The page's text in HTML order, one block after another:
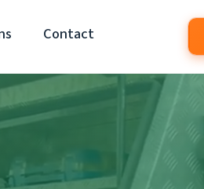
Contact